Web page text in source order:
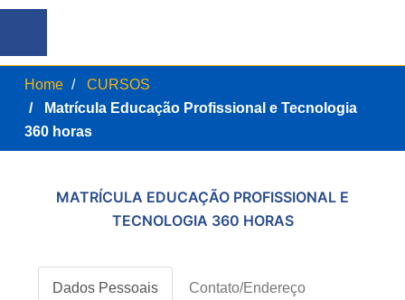
Home
CURSOS
Matrícula Educação Profissional e Tecnologia
360 horas
MATRÍCULA EDUCAÇÃO PROFISSIONAL E
TECNOLOGIA 360 HORAS
Dados Pessoais Contato/Endereço